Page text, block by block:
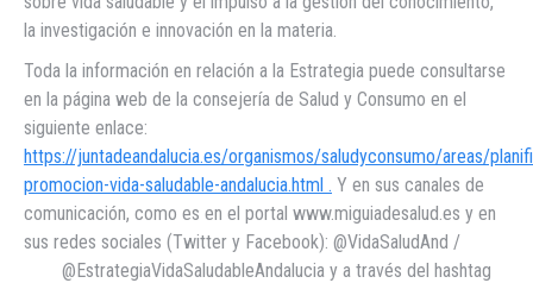
la investigación e innovación en la materia.
Toda la información en relación a la Estrategia puede consultarse
en la página web de la consejería de Salud y Consumo en el
siguiente enlace:
https://juntadeandalucia.es/organismos/saludyconsumo/areas/
promocion-vida-saludable-andalucia.html . Y en sus canales de
comunicación, como es en el portal www.miguiadesalud.es y en
sus redes sociales (Twitter y Facebook): @VidaSaludAnd /
@EstrategiaVidaSaludableAndalucia y a través del hashtag